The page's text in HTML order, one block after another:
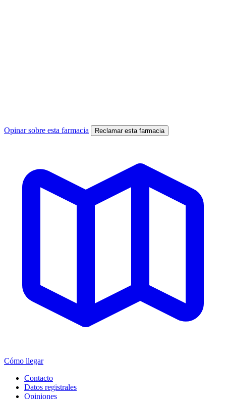
Opinar sobre esta farmacia Reclamar esta farmacia
Cómo llegar
Contacto
Datos registrales
Opiniones